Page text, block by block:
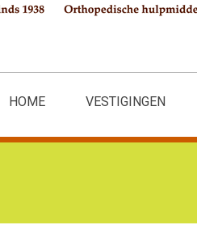
HOME VESTIGINGEN